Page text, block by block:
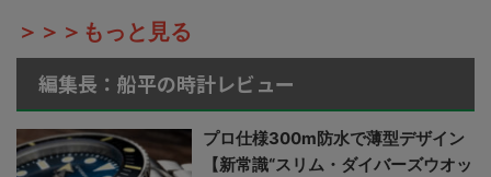
＞＞＞もっと見る
編集長：船平の時計レビュー
プロ仕様300m防水で薄型デザイン
【新常識“スリム・ダイバーズウオッ